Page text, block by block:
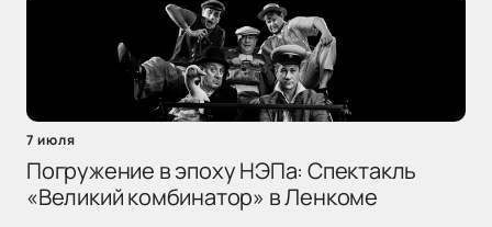
7 июля
Погружение в эпоху НЭПа: Спектакль
«Великий комбинатор» в Ленкоме